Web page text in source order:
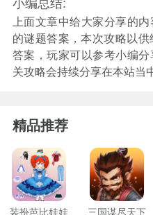
上面文章中给大家分享的
的谜题答案，本次攻略以
答案，玩家可以参考小编
关攻略会持续分享在本站当
精品推荐
装扮芭比娃娃 三国谋尽天下